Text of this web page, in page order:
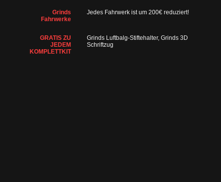
Grinds
Fahrwerke
Jedes Fahrwerk ist um 200€ reduziert!
GRATIS ZU
JEDEM
KOMPLETTKIT
Grinds Luftbalg-Stiftehalter, Grinds 3D
Schriftzug